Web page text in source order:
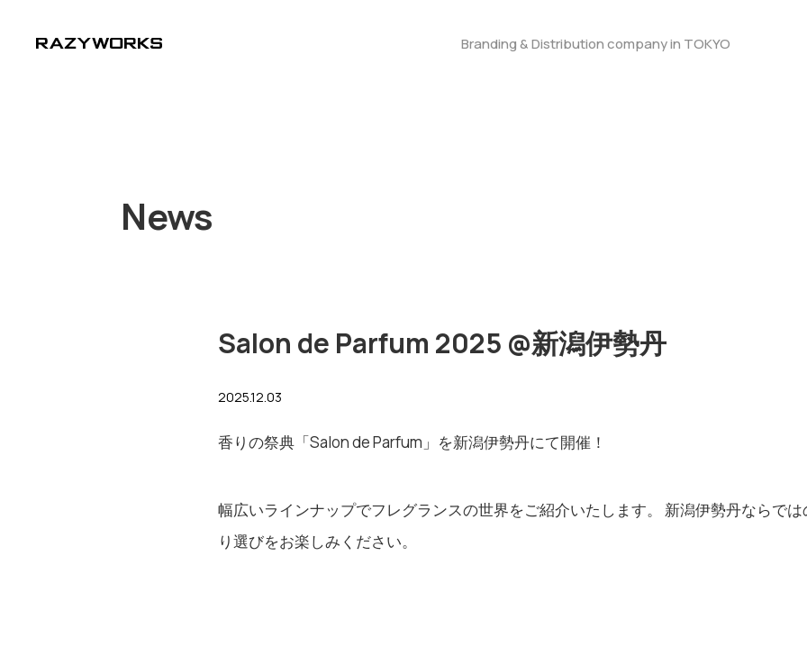
Branding & Distribution company in TOKYO
News
Salon de Parfum 2025 @新潟伊勢丹
2025.12.03
⾹りの祭典「Salon de Parfum」を新潟伊勢丹にて開催！
幅広いラインナップでフレグランスの世界をご紹介いたします。 新潟伊勢丹ならで
り選びをお楽しみください。